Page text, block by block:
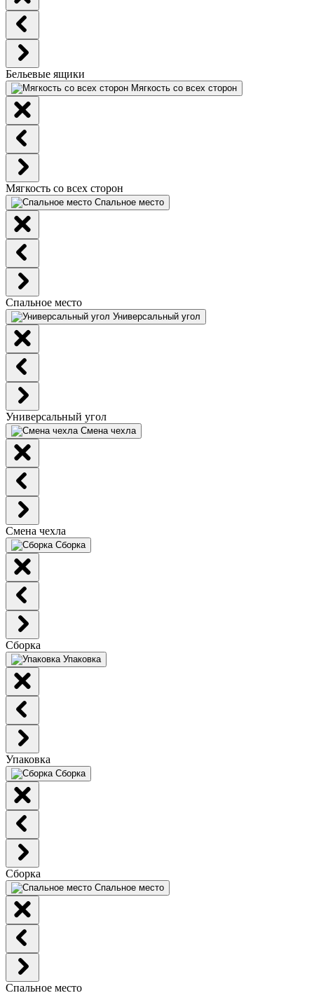
Бельевые ящики
Мягкость со всех сторон
Мягкость со всех сторон
Спальное место
Спальное место
Универсальный угол
Универсальный угол
Смена чехла
Смена чехла
Сборка
Сборка
Упаковка
Упаковка
Сборка
Сборка
Спальное место
Спальное место